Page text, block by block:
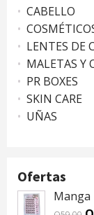
CABELLO
LENTES DE
MALETAS Y
PR BOXES
SKIN CARE
UÑAS
Ofertas
Manga